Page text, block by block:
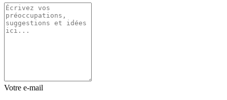
Votre e-mail